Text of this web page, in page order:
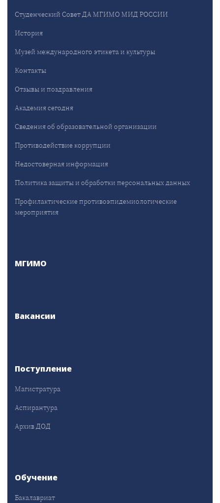
Студенческий Совет ДА МГИМО МИД РОССИИ
История
Музей международного этикета и культуры
Контакты
Отзывы и поздравления
Академия сегодня
Сведения об образовательной организации
Противодействие коррупции
Недостоверная информация
Политика защиты и обработки персональных данных
Профилактические противоэпидемиологические
мероприятия
МГИМО
Вакансии
Поступление
Магистратура
Аспирантура
Архив ДОД
Обучение
Бакалавриат